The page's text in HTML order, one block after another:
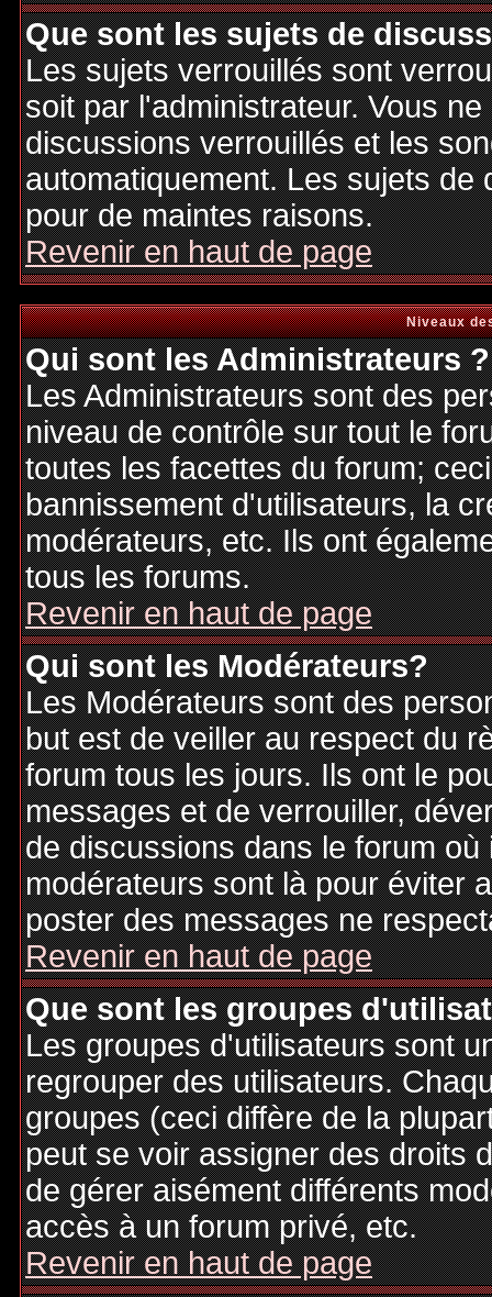
Que sont les sujets de
Les sujets verrouillés sont
soit par l'administrateur. Vous
discussions verrouillés et les
automatiquement. Les sujets
pour de maintes raisons.
Revenir en haut de page
Niveaux
Qui sont les Administrateurs ?
Les Administrateurs sont des
niveau de contrôle sur tout le
toutes les facettes du forum;
bannissement d'utilisateurs, la
modérateurs, etc. Ils ont
tous les forums.
Revenir en haut de page
Qui sont les Modérateurs?
Les Modérateurs sont des
but est de veiller au respect du
forum tous les jours. Ils ont le
messages et de verrouiller,
de discussions dans le forum
modérateurs sont là pour éviter
poster des messages ne
Revenir en haut de page
Que sont les groupes
Les groupes d'utilisateurs sont
regrouper des utilisateurs.
groupes (ceci diffère de la
peut se voir assigner des droits
de gérer aisément différents
accès à un forum privé, etc.
Revenir en haut de page